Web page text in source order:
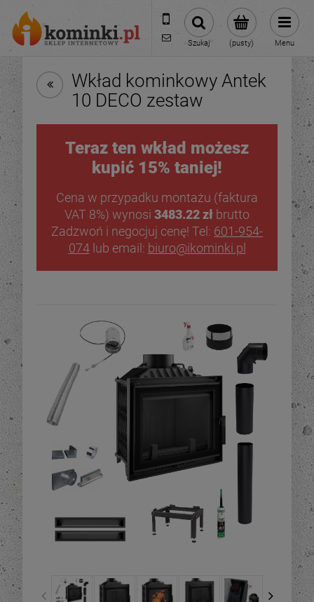
601954074
biuro@ikominki.pl
(pusty)
Szukaj Menu
Wkład kominkowy Antek
10 DECO zestaw
Teraz ten wkład możesz
kupić 15% taniej!
Cena w przypadku montażu (faktura
VAT 8%) wynosi 3483.22 zł brutto
Zadzwoń i negocjuj cenę! Tel: 601-954-
074lub email: biuro@ikominki.pl